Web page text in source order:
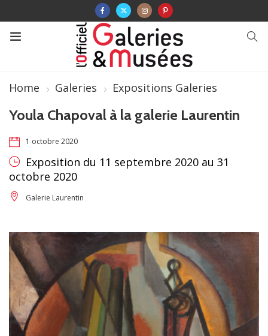
Home Galeries Expositions Galeries
Youla Chapoval à la galerie Laurentin
1 octobre 2020
Exposition du 11 septembre 2020 au 31
octobre 2020
Galerie Laurentin